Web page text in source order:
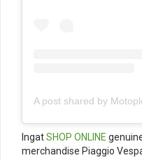
IngatSHOP ONLINE
merchandise Piaggio